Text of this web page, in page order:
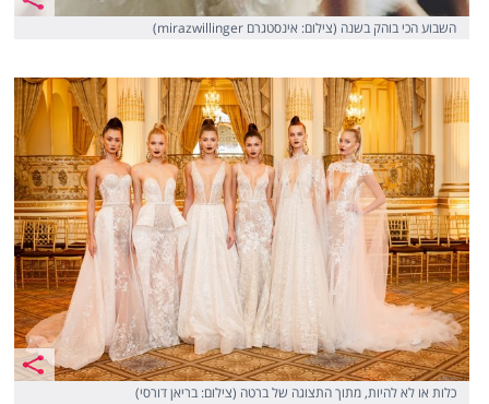
השבוע הכי בוהק בשנה (צילום: אינסטגרם mirazwillinger)
כלות או לא להיות, מתוך התצוגה של ברטה (צילום: בריאן דורסי)